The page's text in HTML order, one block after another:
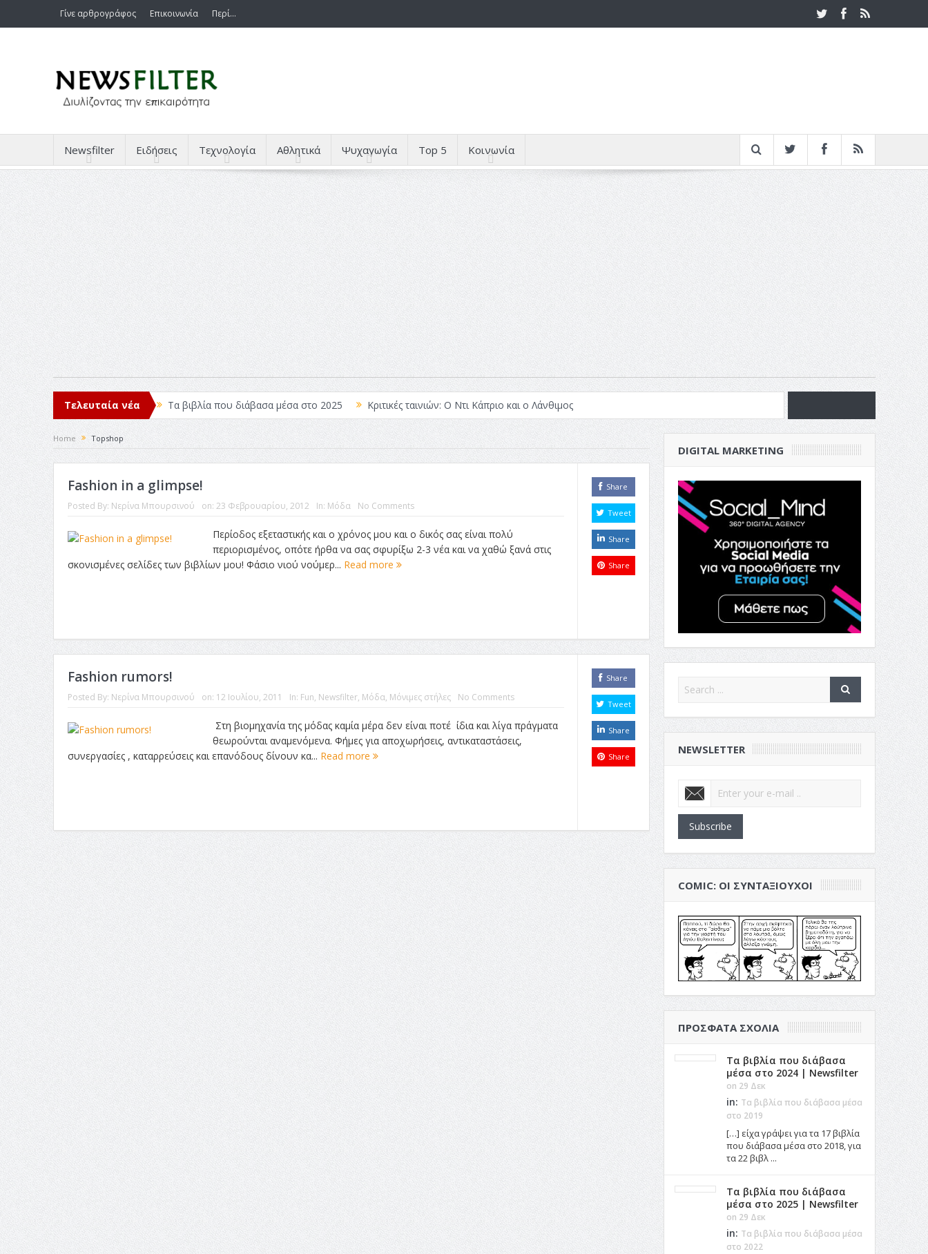
Γίνε αρθρογράφος Επικοινωνία Περί…
Newsfilter Ειδήσεις Τεχνολογία Αθλητικά Ψυχαγωγία Top 5 Κοινωνία
Τελευταία νέα Τα βιβλία που διάβασα μέσα στο 2025
Κριτικές ταινιών: Ο Ντι Κάπριο και ο Λάνθιμος
Σχεδιασμός που «Μιλάει» Χωρίς Λέξεις
Σπιρτόκουτο: η απόλυτη αντισυμβατική καλοκαιρινή ταινία
Το Top 5 της εβδομάδας #517
Το νουάρ στον ελληνικό κινηματογράφο
Η Φροντίδα Έχει Πολλές Μορφές: Κι Όλες Σε Αφορούν
Τρία Βήματα Μπροστά για Σένα και την Επιχείρησή σου
Όψεις και Απόψεις
Αξίζει άραγε?
Home Topshop
Fashion in a glimpse!
Posted By: Νερίνα Μπουρσινού on: 23 Φεβρουαρίου, 2012 In: Μόδα No Comments
Περίοδος εξεταστικής και ο χρόνος μου και o δικός σας είναι πολύ
περιορισμένος, οπότε ήρθα να σας σφυρίξω 2-3 νέα και να χαθώ ξανά στις
σκονισμένες σελίδες των βιβλίων μου! Φάσιο νιού νούμερ... Read more
Share
Tweet
Share
Share
Fashion rumors!
Posted By: Νερίνα Μπουρσινού on: 12 Ιουλίου, 2011 In: Fun, Newsfilter, Μόδα, Μόνιμες στήλες No Comments
Στη βιομηχανία της μόδας καμία μέρα δεν είναι ποτέ ίδια και λίγα πράγματα
θεωρούνται αναμενόμενα. Φήμες για αποχωρήσεις, αντικαταστάσεις,
συνεργασίες , καταρρεύσεις και επανόδους δίνουν κα... Read more
Share
Tweet
Share
Share
DIGITAL MARKETING
NEWSLETTER
Subscribe
COMIC: ΟΙ ΣΥΝΤΑΞΙΟΎΧΟΙ
ΠΡΌΣΦΑΤΑ ΣΧΌΛΙΑ
Τα βιβλία που διάβασα
μέσα στο 2024 | Newsfilter
on 29 Δεκ
in: Τα βιβλία που διάβασα μέσα
στο 2019
[…] είχα γράψει για τα 17 βιβλία
που διάβασα μέσα στο 2018, για
τα 22 βιβλ ...
Τα βιβλία που διάβασα
μέσα στο 2025 | Newsfilter
on 29 Δεκ
in: Τα βιβλία που διάβασα μέσα
στο 2022